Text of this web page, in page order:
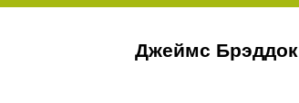
Джеймс Брэддок